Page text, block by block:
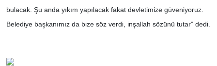
bulacak. Şu anda yıkım yapılacak fakat devletimize güveniyoruz.
Belediye başkanımız da bize söz verdi, inşallah sözünü tutar” dedi.